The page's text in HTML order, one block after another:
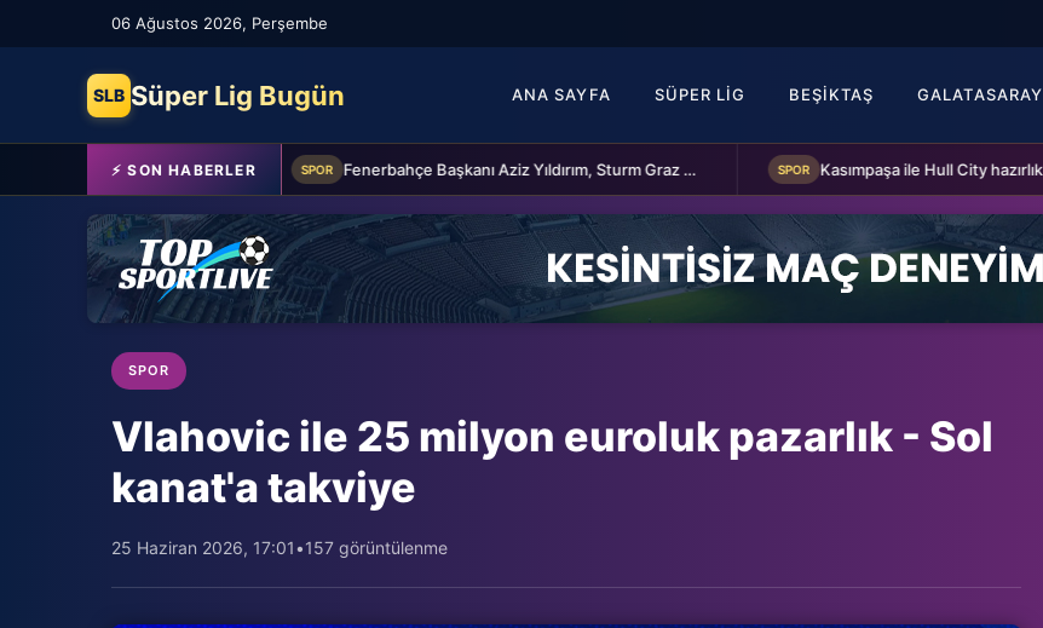
06 Ağustos 2026, Perşembe
SLB Süper Lig Bugün ANA SAYFA SÜPER LIG BEŞIKTAŞ GALATASARAY
⚡ SON HABERLER
Beşiktaş'a Youssouf Fofana transferinde müjdeli haber! SPOR Fenerbahçe Başkanı Aziz Yıldırım, Sturm Graz maçı öncesi takımı ziyaret etti
SPOR
Vlahovic ile 25 milyon euroluk pazarlık - Sol
kanat'a takviye
25 Haziran 2026, 17:01•157 görüntülenme